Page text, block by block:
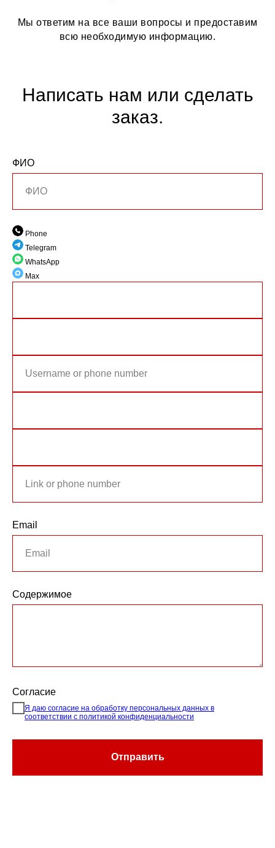
Мы ответим на все ваши вопросы и предоставим
всю необходимую информацию.
Написать нам или сделать
заказ.
ФИО
Phone
Telegram
WhatsApp
Max
Email
Содержимое
Согласие
Я даю согласие на обработку персональных данных в
соответствии с политикой конфиденциальности
Отправить